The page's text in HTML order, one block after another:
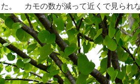
。 カモの数が減って近くで見られ